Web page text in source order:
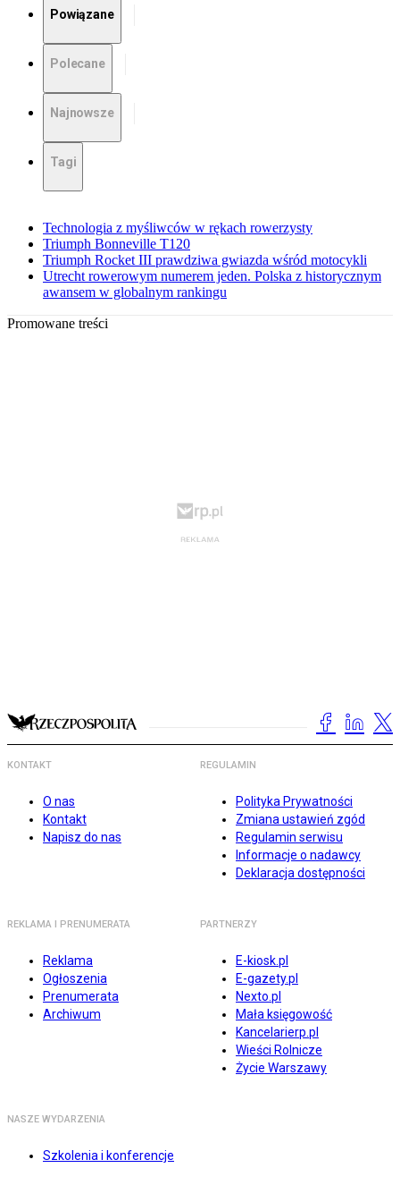
Powiązane
Polecane
Najnowsze
Tagi
Technologia z myśliwców w rękach rowerzysty
Triumph Bonneville T120
Triumph Rocket III prawdziwa gwiazda wśród motocykli
Utrecht rowerowym numerem jeden. Polska z historycznym
awansem w globalnym rankingu
Promowane treści
KONTAKT
O nas
Kontakt
Napisz do nas
REGULAMIN
Polityka Prywatności
Zmiana ustawień zgód
Regulamin serwisu
Informacje o nadawcy
Deklaracja dostępności
REKLAMA I PRENUMERATA
Reklama
Ogłoszenia
Prenumerata
Archiwum
PARTNERZY
E-kiosk.pl
E-gazety.pl
Nexto.pl
Mała księgowość
Kancelarierp.pl
Wieści Rolnicze
Życie Warszawy
NASZE WYDARZENIA
Szkolenia i konferencje